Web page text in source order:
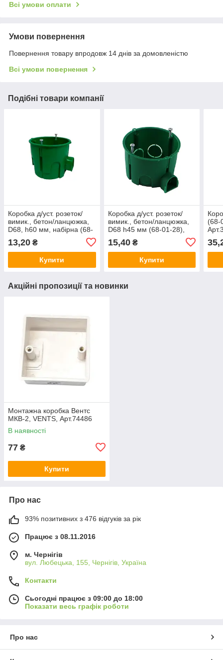
Всі умови оплати
Умови повернення
Повернення товару впродовж 14 днів за домовленістю
Всі умови повернення
Подібні товари компанії
Коробка д/уст. розеток/
вимик., бетон/ланцюжка,
D68, h60 мм, набірна (68-
13,20 ₴
Купити
Коробка д/уст. розеток/
вимик., бетон/ланцюжка,
D68 h45 мм (68-01-28),
15,40₴
Купити
(68-
Акційні пропозиції та новинки
Монтажна коробка Вентс
МКВ-2, VENTS, Арт.74486
В наявності
77 ₴
Купити
Про нас
93% позитивних з 476 відгуків за рік
Працює з 08.11.2016
м. Чернігів
вул. Любецька, 155, Чернігів, Україна
Контакти
Сьогодні працює з 09:00 до 18:00
Показати весь графік роботи
Про нас